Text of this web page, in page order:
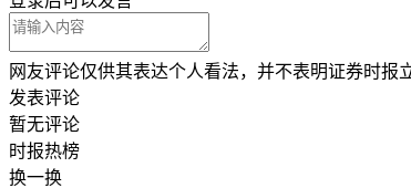
网友评论仅供其表达个人看法，并不表明证券时报
发表评论
暂无评论
时报热榜
换一换